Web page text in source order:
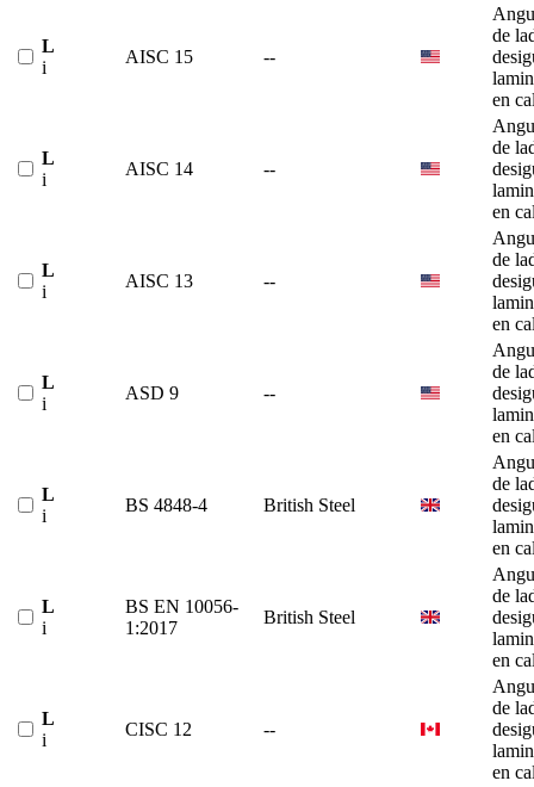
L
i
AISC 15 --
de
en
L
i
AISC 14 --
de
en
L
i
AISC 13 --
de
en
L
i
ASD 9 --
de
en
L
i
BS 4848-4 British Steel
de
en
L
i
BS EN 10056-
1:2017
British Steel
de
en
L
i
CISC 12 --
de
en